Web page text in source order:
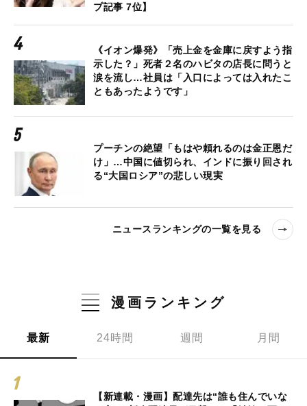
プ記事 7位】
《イオン爆発》「売上金を金庫に戻すよう指
示した？」死者２名のハビタの店長に問うと
涙を流し…社員は「入口によっては入れたこ
ともあったようです」
プーチンの絶望「もはや頼れるのは金正恩だ
け」…中国に値切られ、インドに振り回され
る“大国ロシア”の悲しい現実
ニュースランキングの一覧を見る
漫画ランキング
最新 24時間 週間 月間
【新連載・漫画】配達先は“誰も住んでいな